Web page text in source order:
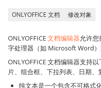
ONLYOFFICE 文档 修改对象
ONLYOFFICE文档编辑器允许您
字处理器（如 Microsoft Word
ONLYOFFICE 文档编辑器支持
片、组合框、下拉列表、日期、
纯文本是一个包含不可格式